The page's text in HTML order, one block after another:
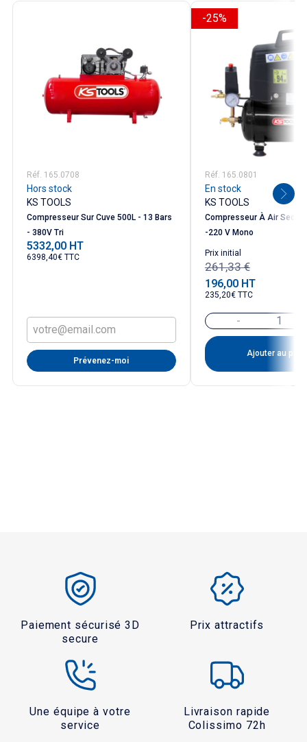
- 29,00 kg
Puissance :
Réf. 165.0708
Hors stock
KS TOOLS
Compresseur Sur Cuve 500L - 13 Bars
- 380V Tri
Prix
5332,00 HT
6398,40€ TTC
Prévenez-moi
Réf. 165.0801
En stock
KS TOOLS
Compresseur À Air Sec 6
-220 V Mono
Prix
196,00 HT
235,20€ TTC
Prix ​​initial
261,33 €
-
Ajouter au
-25%
Paiement sécurisé 3D
secure
Prix attractifs
Une équipe à votre
service
Livraison rapide
Colissimo 72h